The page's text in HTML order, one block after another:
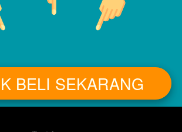
BELI SEKARANG